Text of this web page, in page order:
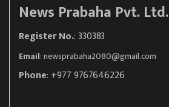
News Prabaha Pvt. Ltd.
Register No.: 330383
Email:newsprabaha2080@gmail.com
Phone: +977 9767646226